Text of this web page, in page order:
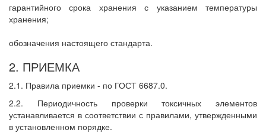
гарантийного срока хранения с указанием температуры
хранения;
обозначения настоящего стандарта.
2. ПРИЕМКА
2.1. Правила приемки - по ГОСТ 6687.0.
2.2. Периодичность проверки токсичных элементов
устанавливается в соответствии с правилами, утвержденными
в установленном порядке.